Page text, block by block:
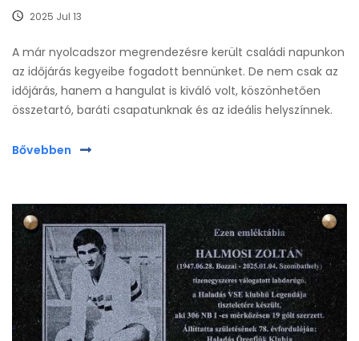
2025 Jul 13
A már nyolcadszor megrendezésre került családi napunkon
az időjárás kegyeibe fogadott bennünket. De nem csak az
időjárás, hanem a hangulat is kiváló volt, köszönhetően
összetartó, baráti csapatunknak és az ideális helyszínnek.
Bővebben